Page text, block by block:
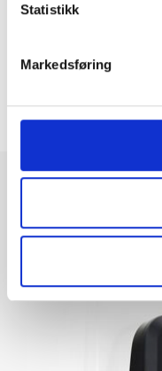
Statistikk
Markedsføring